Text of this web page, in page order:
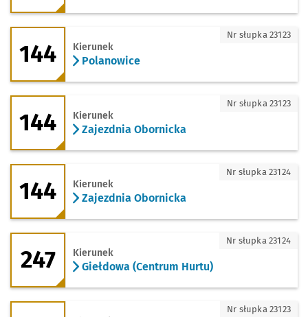
144 - kierunek Polanowice
144 Kierunek
Polanowice
Nr słupka 23123
144 - kierunek Zajezdnia Obornicka
144 Kierunek
Zajezdnia Obornicka
Nr słupka 23123
144 - kierunek Zajezdnia Obornicka
144 Kierunek
Zajezdnia Obornicka
Nr słupka 23124
247 - kierunek Giełdowa (Centrum
247 Kierunek
Giełdowa (Centrum Hurtu)
Nr słupka 23124
247 - kierunek Polanowice Nr słupka 23123